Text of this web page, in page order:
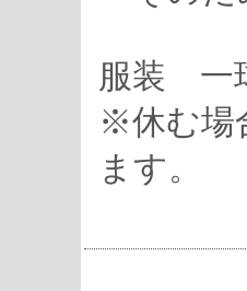
服装 一
※休む場
ます。